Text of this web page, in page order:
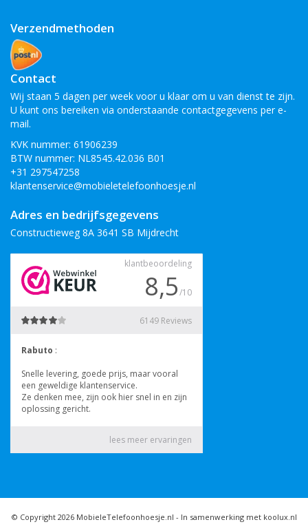
Verzendmethoden
Contact
Wij staan 5 dagen per week voor u klaar om u van dienst te zijn.
U kunt ons bereiken via onderstaande contactgegevens per e-
mail.
KVK nummer: 61906239
BTW nummer: NL8545.42.036 B01
+31 297547258
klantenservice@mobieletelefoonhoesje.nl
Adres en bedrijfsgegevens
Constructieweg 8A 3641 SB Mijdrecht
© Copyright 2026 MobieleTelefoonhoesje.nl - In samenwerking met koolux.nl